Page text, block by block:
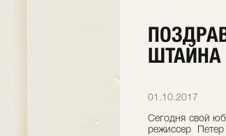
ШТАЙНА
01.10.2017
Сегодня свой
режиссер